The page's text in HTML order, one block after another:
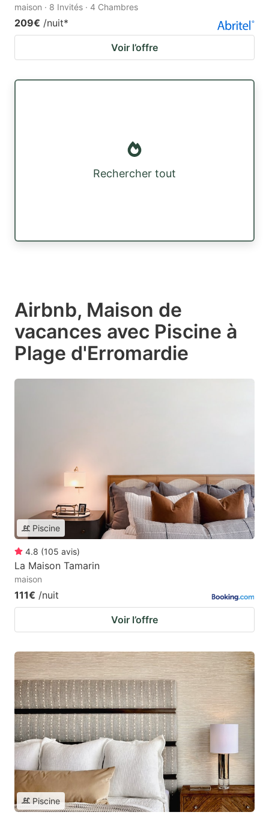
maison · 8 Invités · 4 Chambres
209€ /nuit*
Voir l’offre
Rechercher tout
Airbnb, Maison de
vacances avec Piscine à
Plage d'Erromardie
Piscine
4.8 (105 avis)
La Maison Tamarin
maison
111€ /nuit
Voir l’offre
Piscine